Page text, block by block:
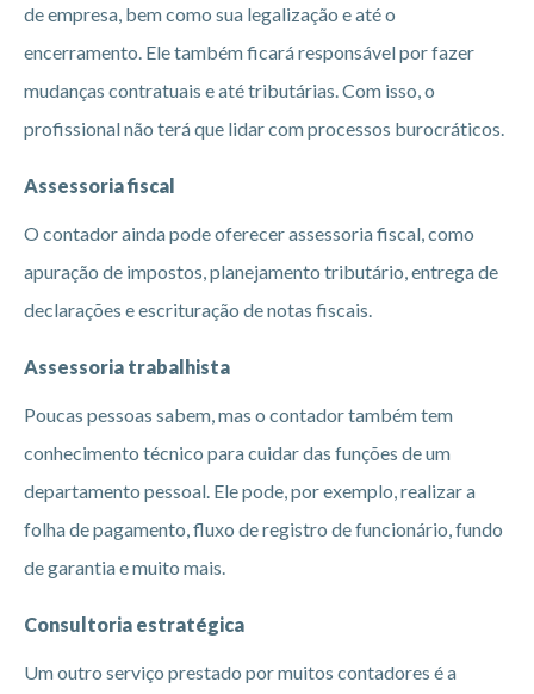
de empresa, bem como sua legalização e até o
encerramento. Ele também ficará responsável por fazer
mudanças contratuais e até tributárias. Com isso, o
profissional não terá que lidar com processos burocráticos.
Assessoria fiscal
O contador ainda pode oferecer assessoria fiscal, como
apuração de impostos, planejamento tributário, entrega de
declarações e escrituração de notas fiscais.
Assessoria trabalhista
Poucas pessoas sabem, mas o contador também tem
conhecimento técnico para cuidar das funções de um
departamento pessoal. Ele pode, por exemplo, realizar a
folha de pagamento, fluxo de registro de funcionário, fundo
de garantia e muito mais.
Consultoria estratégica
Um outro serviço prestado por muitos contadores é a